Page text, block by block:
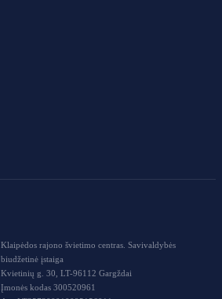
Klaipėdos rajono švietimo centras. Savivaldybės
biudžetinė įstaiga
Kvietinių g. 30, LT-96112 Gargždai
Įmonės kodas 300520961